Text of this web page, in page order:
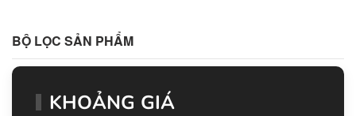
BỘ LỌC SẢN PHẨM
KHOẢNG GIÁ